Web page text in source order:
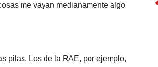
me vayan medianamente algo
pilas. Los de la RAE, por ejemplo,